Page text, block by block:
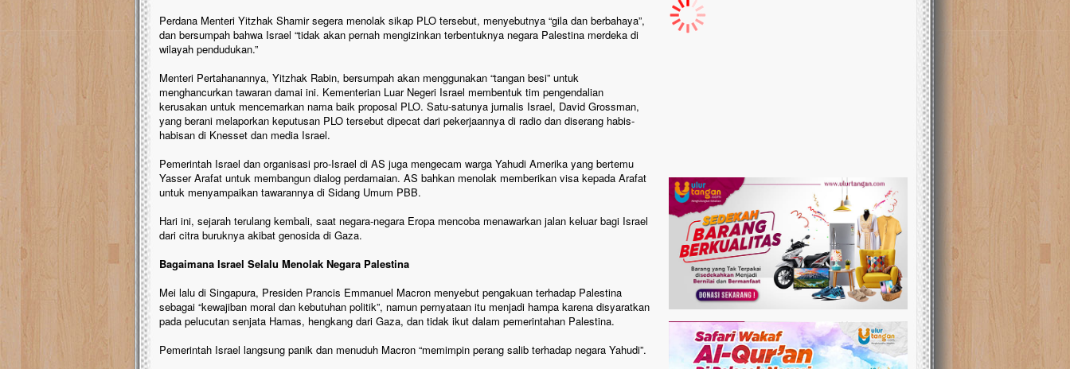
Perdana Menteri Yitzhak Shamir segera menolak sikap PLO tersebut, menyebutnya “gila dan berbahaya”,
dan bersumpah bahwa Israel “tidak akan pernah mengizinkan terbentuknya negara Palestina merdeka di
wilayah pendudukan.”
Menteri Pertahanannya, Yitzhak Rabin, bersumpah akan menggunakan “tangan besi” untuk
menghancurkan tawaran damai ini. Kementerian Luar Negeri Israel membentuk tim pengendalian
kerusakan untuk mencemarkan nama baik proposal PLO. Satu-satunya jurnalis Israel, David Grossman,
yang berani melaporkan keputusan PLO tersebut dipecat dari pekerjaannya di radio dan diserang habis-
habisan di Knesset dan media Israel.
Pemerintah Israel dan organisasi pro-Israel di AS juga mengecam warga Yahudi Amerika yang bertemu
Yasser Arafat untuk membangun dialog perdamaian. AS bahkan menolak memberikan visa kepada Arafat
untuk menyampaikan tawarannya di Sidang Umum PBB.
Hari ini, sejarah terulang kembali, saat negara-negara Eropa mencoba menawarkan jalan keluar bagi Israel
dari citra buruknya akibat genosida di Gaza.
Bagaimana Israel Selalu Menolak Negara Palestina
Mei lalu di Singapura, Presiden Prancis Emmanuel Macron menyebut pengakuan terhadap Palestina
sebagai “kewajiban moral dan kebutuhan politik”, namun pernyataan itu menjadi hampa karena disyaratkan
pada pelucutan senjata Hamas, hengkang dari Gaza, dan tidak ikut dalam pemerintahan Palestina.
Pemerintah Israel langsung panik dan menuduh Macron “memimpin perang salib terhadap negara Yahudi”.